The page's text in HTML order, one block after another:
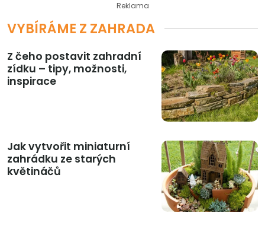
Reklama
VYBÍRÁME Z ZAHRADA
Z čeho postavit zahradní
zídku – tipy, možnosti,
inspirace
Jak vytvořit miniaturní
zahrádku ze starých
květináčů